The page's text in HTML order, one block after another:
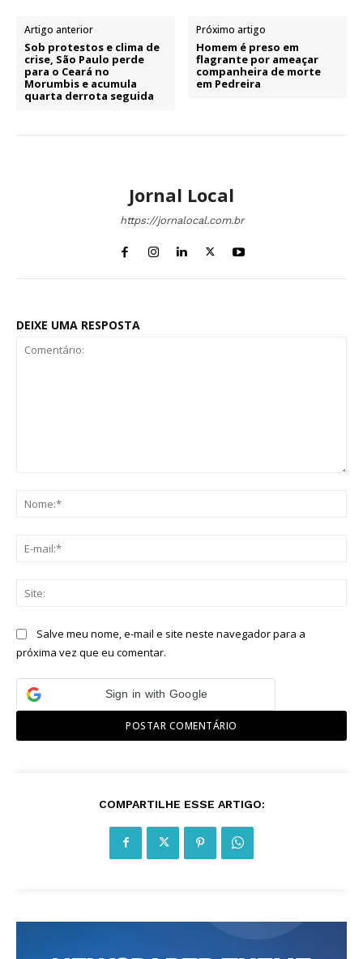
Artigo anterior
Sob protestos e clima de
crise, São Paulo perde
para o Ceará no
Morumbis e acumula
quarta derrota seguida
Próximo artigo
Homem é preso em
flagrante por ameaçar
companheira de morte
em Pedreira
Jornal Local
https://jornalocal.com.br
DEIXE UMA RESPOSTA
Salve meu nome, e-mail e site neste navegador para a
próxima vez que eu comentar.
Sign in with Google
COMPARTILHE ESSE ARTIGO: